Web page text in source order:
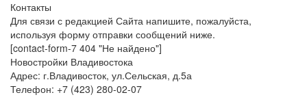
Контакты
Для связи с редакцией Сайта напишите, пожалуйста,
используя форму отправки сообщений ниже.
[contact-form-7 404 "Не найдено"]
Новостройки Владивостока
Адрес: г.Владивосток, ул.Сельская, д.5а
Телефон: +7 (423) 280-02-07